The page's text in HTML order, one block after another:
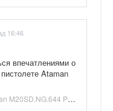
16:46
впечатлениями о
Ataman
Пневматический пистолет Ataman M20SD.NG.644 Pocket Gun 6.35 мм (приклад, полнотел, бук, красный) купить в Москве и СПБ, цена 130000 руб. Доставка по РФ!